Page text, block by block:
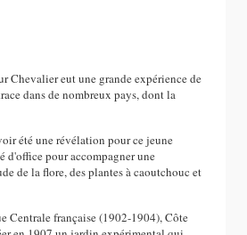
Chevalier eut une grande expérience de
dans de nombreux pays, dont la
été une révélation pour ce jeune
d'office pour accompagner une
de la flore, des plantes à caoutchouc et
Centrale française (1902-1904), Côte